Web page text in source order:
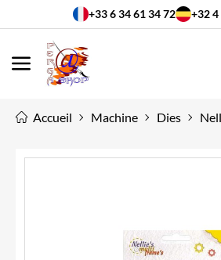
+33 6 34 61 34 72 +32 4
MENU
Accueil Machine Dies